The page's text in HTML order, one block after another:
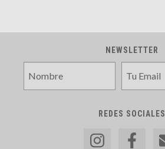
NEWSLETTER
REDES SOCIALES